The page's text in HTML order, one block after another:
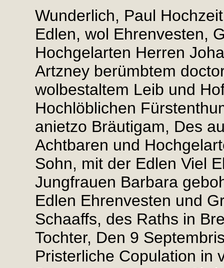
Wunderlich, Paul
Edlen, wol Ehrenvesten,
Hochgelarten Herren
Artzney berümbtem
wolbestaltem Leib und
Hochlöblichen
anietzo Bräutigam, Des
Achtbaren und
Sohn, mit der Edlen Viel
Jungfrauen Barbara
Edlen Ehrenvesten und
Schaaffs, des Raths in
Tochter, Den 9
Pristerliche Copulation in